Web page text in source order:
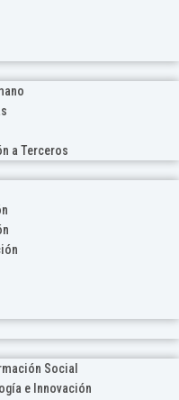
a Terceros
Social
e Innovación